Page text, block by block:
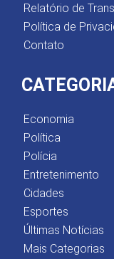
Relatório de
Política de
Contato
Economia
Política
Polícia
Entretenimento
Cidades
Esportes
Últimas Notícias
Mais Categorias